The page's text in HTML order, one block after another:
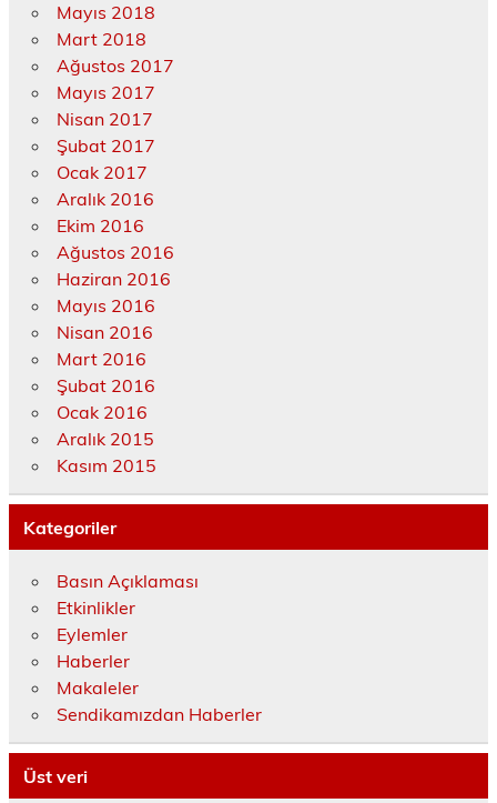
Mayıs 2018
Mart 2018
Ağustos 2017
Mayıs 2017
Nisan 2017
Şubat 2017
Ocak 2017
Aralık 2016
Ekim 2016
Ağustos 2016
Haziran 2016
Mayıs 2016
Nisan 2016
Mart 2016
Şubat 2016
Ocak 2016
Aralık 2015
Kasım 2015
Kategoriler
Basın Açıklaması
Etkinlikler
Eylemler
Haberler
Makaleler
Sendikamızdan Haberler
Üst veri